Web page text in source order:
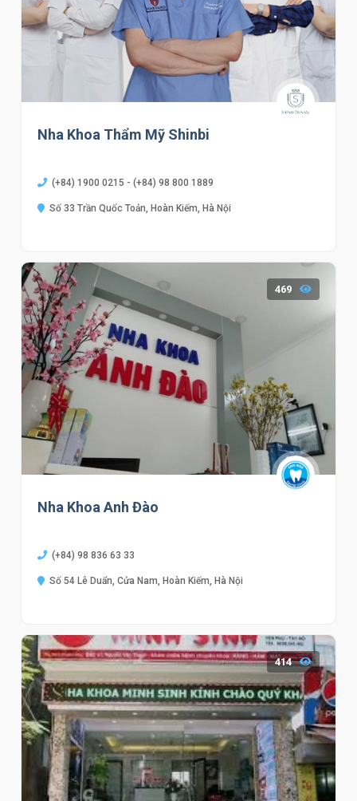
Nha Khoa Thẩm Mỹ Shinbi
(+84) 1900 0215 - (+84) 98 800 1889
Số 33 Trần Quốc Toản, Hoàn Kiếm, Hà Nội
469
Nha Khoa Anh Đào
(+84) 98 836 63 33
Số 54 Lê Duẩn, Cửa Nam, Hoàn Kiếm, Hà Nội
414